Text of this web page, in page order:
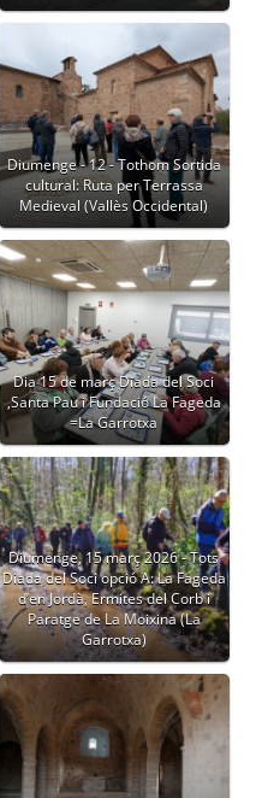
Diumenge - 12 - Tothom Sortida
cultural: Ruta per Terrassa
Medieval (Vallès Occidental)
Dia 15 de març Diada del Soci
,Santa Pau i Fundació La Fageda
=La Garrotxa
Diumenge, 15 març 2026 - Tots
Diada del Soci opció A: La Fageda
d’en Jordà, Ermites del Corb i
Paratge de La Moixina (La
Garrotxa)